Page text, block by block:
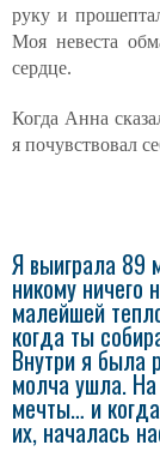
руку и
Моя невеста
сердце.
Когда Анна
я почувствовал
Я выиграла 89
никому ничего
малейшей
когда ты
Внутри я была
молча ушла.
мечты… и
их, началась